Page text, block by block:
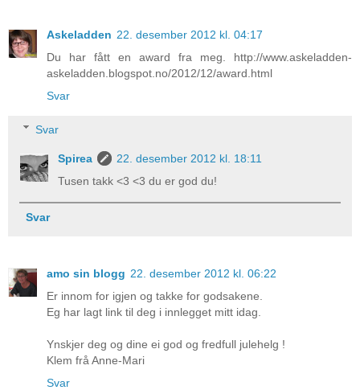
Askeladden 22. desember 2012 kl. 04:17
Du har fått en award fra meg. http://www.askeladden-
askeladden.blogspot.no/2012/12/award.html
Svar
Svar
Spirea
22. desember 2012 kl. 18:11
Tusen takk <3 <3 du er god du!
Svar
amo sin blogg 22. desember 2012 kl. 06:22
Er innom for igjen og takke for godsakene.
Eg har lagt link til deg i innlegget mitt idag.
Ynskjer deg og dine ei god og fredfull julehelg !
Klem frå Anne-Mari
Svar